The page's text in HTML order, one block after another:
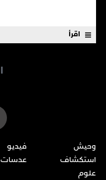
اقرأ
وحيش
استكشاف
علوم
فيديو
عدسات